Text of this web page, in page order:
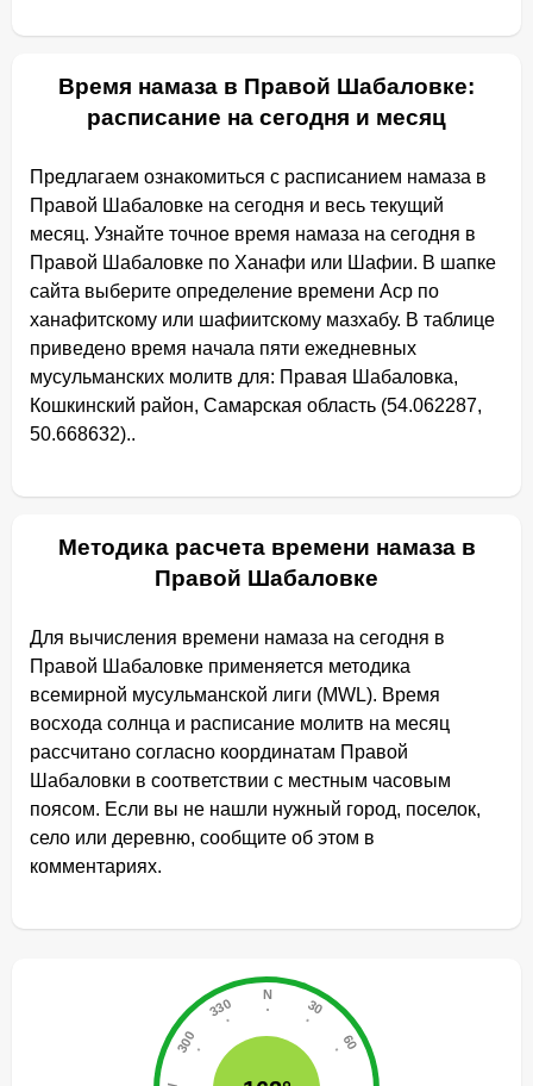
Время намаза в Правой Шабаловке:
расписание на сегодня и месяц
Предлагаем ознакомиться с расписанием намаза в
Правой Шабаловке на сегодня и весь текущий
месяц. Узнайте точное время намаза на сегодня в
Правой Шабаловке по Ханафи или Шафии. В шапке
сайта выберите определение времени Аср по
ханафитскому или шафиитскому мазхабу. В таблице
приведено время начала пяти ежедневных
мусульманских молитв для: Правая Шабаловка,
Кошкинский район, Самарская область (54.062287,
50.668632)..
Методика расчета времени намаза в
Правой Шабаловке
Для вычисления времени намаза на сегодня в
Правой Шабаловке применяется методика
всемирной мусульманской лиги (MWL). Время
восхода солнца и расписание молитв на месяц
рассчитано согласно координатам Правой
Шабаловки в соответствии с местным часовым
поясом. Если вы не нашли нужный город, поселок,
село или деревню, сообщите об этом в
комментариях.